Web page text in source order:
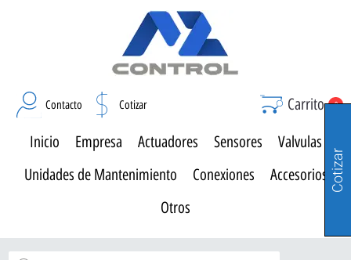
Contacto Cotizar Carrito 0
Inicio Empresa Actuadores Sensores
Valvulas
Unidades de Mantenimiento
Conexiones
Accesorios
Otros
Cotizar